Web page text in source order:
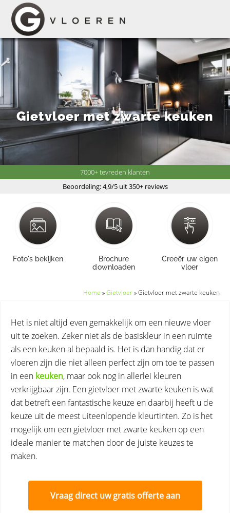
Gietvloer met zwarte keuken
Foto's bekijken
Brochure
downloaden
Creeër uw eigen
vloer
7000+ tevreden klanten
Beoordeling: 4,9/5 uit 350+ reviews
Home »Gietvloer»Gietvloer met zwarte keuken
Het is niet altijd even gemakkelijk om een nieuwe vloer
uit te zoeken. Zeker niet als de basiskleur in een ruimte
als een keuken al bepaald is. Het is dan handig dat er
vloeren zijn die niet alleen perfect zijn om toe te passen
in een keuken, maar ook nog in allerlei kleuren
verkrijgbaar zijn. Een gietvloer met zwarte keuken is wat
dat betreft een fantastische keuze en daarbij heeft u de
keuze uit de meest uiteenlopende kleurtinten. Zo is het
mogelijk om een gietvloer met zwarte keuken op een
ideale manier te matchen door de juiste keuzes te
maken.
Vraag direct uw gratis offerte aan